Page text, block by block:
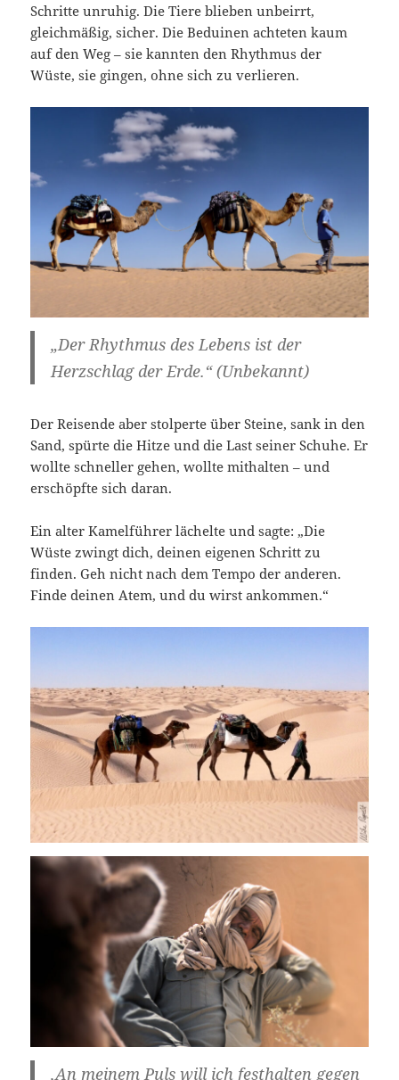
Schritte unruhig. Die Tiere blieben unbeirrt,
gleichmäßig, sicher. Die Beduinen achteten kaum
auf den Weg – sie kannten den Rhythmus der
Wüste, sie gingen, ohne sich zu verlieren.
„Der Rhythmus des Lebens ist der
Herzschlag der Erde.“ (Unbekannt)
Der Reisende aber stolperte über Steine, sank in den
Sand, spürte die Hitze und die Last seiner Schuhe. Er
wollte schneller gehen, wollte mithalten – und
erschöpfte sich daran.
Ein alter Kamelführer lächelte und sagte: „Die
Wüste zwingt dich, deinen eigenen Schritt zu
finden. Geh nicht nach dem Tempo der anderen.
Finde deinen Atem, und du wirst ankommen.“
‚An meinem Puls will ich festhalten gegen